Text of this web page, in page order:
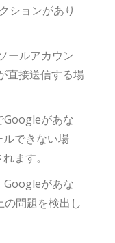
ションがあり
ールアカウン
直接送信する場
があな
できない場
ます。
Googleがあな
問題を検出し